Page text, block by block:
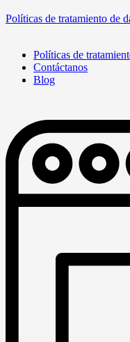
Políticas de tratamiento de
Políticas de
Contáctanos
Blog